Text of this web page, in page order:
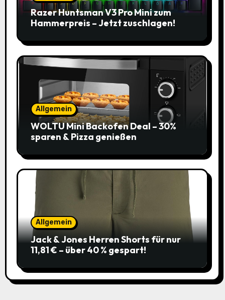
Razer Huntsman V3 Pro Mini zum
Hammerpreis – Jetzt zuschlagen!
Allgemein
WOLTU Mini Backofen Deal – 30%
sparen & Pizza genießen
Allgemein
Jack & Jones Herren Shorts für nur
11,81 € – über 40 % gespart!